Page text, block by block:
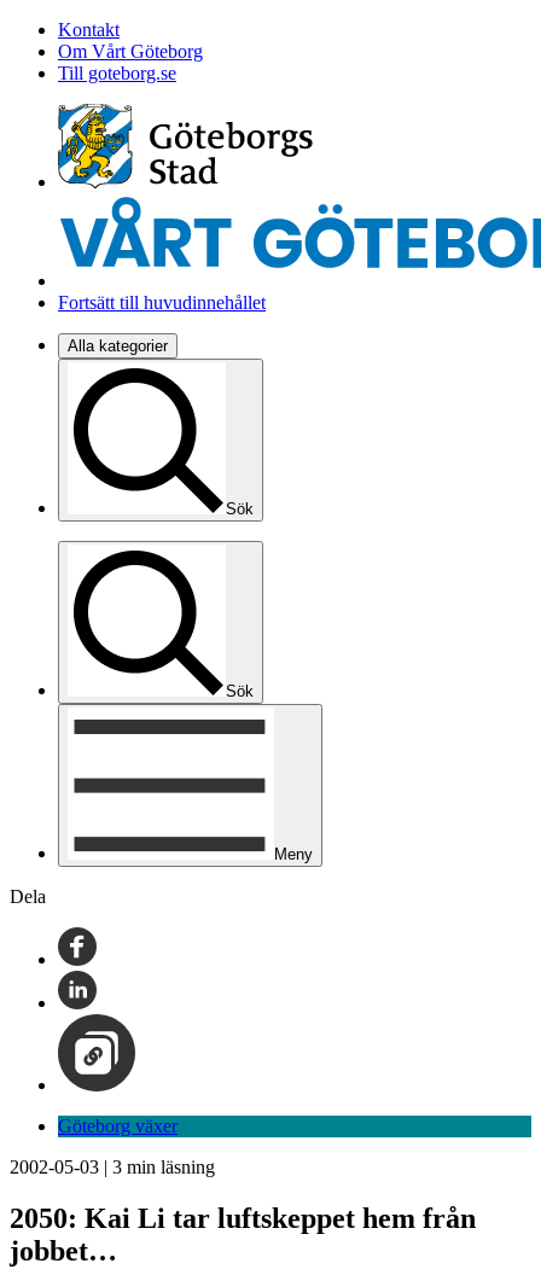
Kontakt
Om Vårt Göteborg
Till goteborg.se
Fortsätt till huvudinnehållet
Alla kategorier
Sök
Sök
Meny
Dela
Göteborg växer
2002-05-03 | 3 min läsning
2050: Kai Li tar luftskeppet hem från
jobbet…